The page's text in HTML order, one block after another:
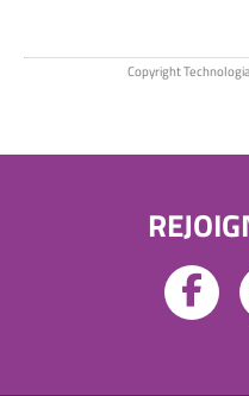
Copyright